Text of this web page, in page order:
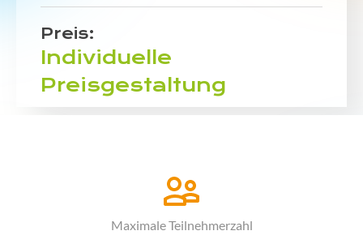
Preis:
Individuelle
Preisgestaltung
Maximale Teilnehmerzahl